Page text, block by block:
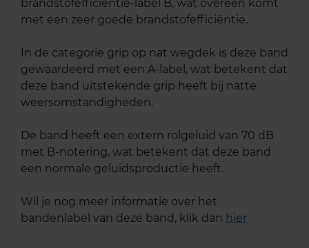
brandstofefficiëntie-label B, wat overeen komt
met een zeer goede brandstofefficiëntie.
In de categorie grip op nat wegdek is deze band
gewaardeerd met een A-label, wat betekent dat
deze band uitstekende grip heeft bij natte
weersomstandigheden.
De band heeft een extern rolgeluid van 70 dB
met B-notering, wat betekent dat deze band
een normale geluidsproductie heeft.
Wil je nog meer informatie over het
bandenlabel van deze band, klik dan hier